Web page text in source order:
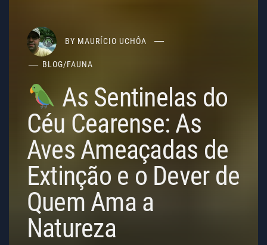
BY MAURÍCIO UCHÔA
BLOG/FAUNA
As Sentinelas do
Céu Cearense: As
Aves Ameaçadas de
Extinção e o Dever de
Quem Ama a
Natureza